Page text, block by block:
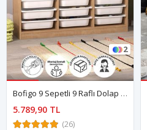
2
Bofigo 9 Sepetli 9 Raflı Dolap Çok Amaçlı Dolap Oyuncak Dolabı Almina Safir Meşe
5.789,90 TL
(26)